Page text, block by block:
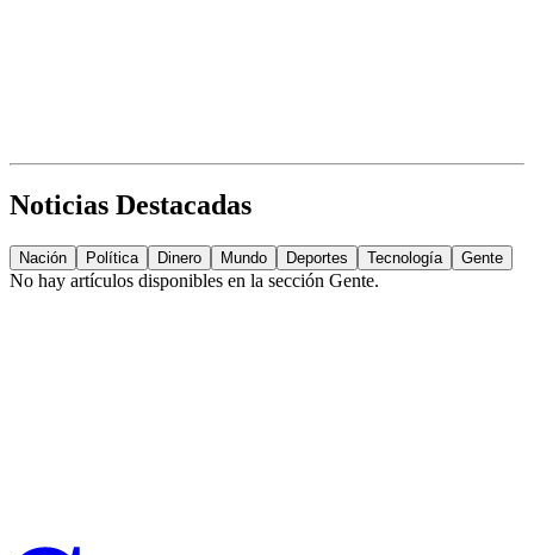
Noticias Destacadas
Nación Política Dinero Mundo Deportes Tecnología Gente
No hay artículos disponibles en la sección Gente.